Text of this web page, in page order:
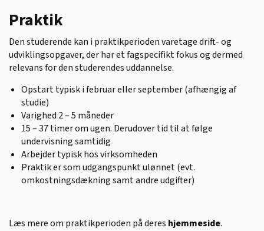
Praktik
Den studerende kan i praktikperioden varetage drift- og
udviklingsopgaver, der har et fagspecifikt fokus og dermed
relevans for den studerendes uddannelse.
Opstart typisk i februar eller september (afhængig af
studie)
Varighed 2 – 5 måneder
15 – 37 timer om ugen. Derudover tid til at følge
undervisning samtidig
Arbejder typisk hos virksomheden
Praktik er som udgangspunkt ulønnet (evt.
omkostningsdækning samt andre udgifter)
Læs mere om praktikperioden på deres hjemmeside.